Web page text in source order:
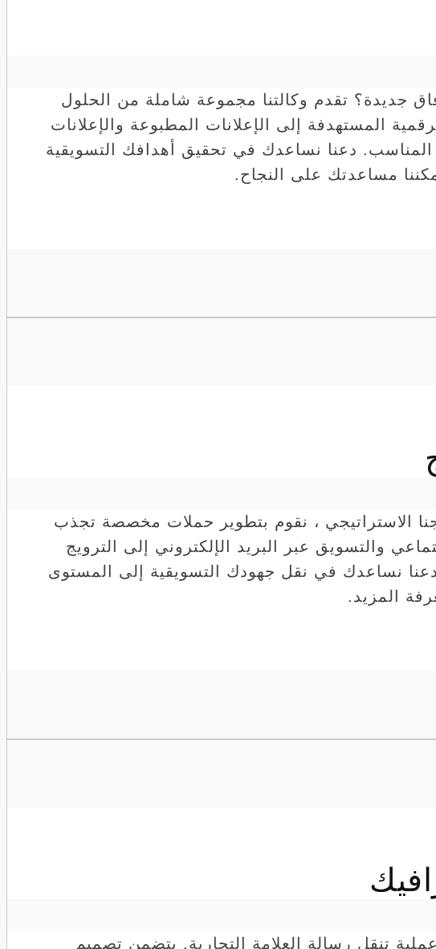
جديدة؟ تقدم وكالتنا مجموعة شاملة من الحلول
المستهدفة إلى الإعلانات المطبوعة والإعلانات
المناسب. دعنا نساعدك في تحقيق أهدافك التسويقية
مساعدتك على النجاح.
الاستراتيجي ، نقوم بتطوير حملات مخصصة تجذب
والتسويق عبر البريد الإلكتروني إلى الترويج
دعنا نساعدك في نقل جهودك التسويقية إلى المستوى
المزيد.
تنقل رسالة العلامة التجارية. يتضمن تصميم